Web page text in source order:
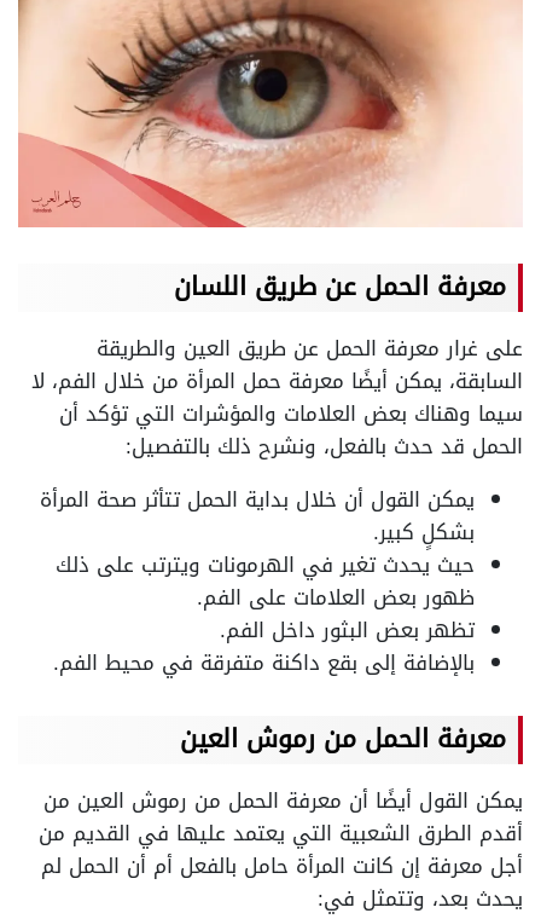
معرفة الحمل عن طريق اللسان
على غرار معرفة الحمل عن طريق العين والطريقة
السابقة، يمكن أيضًا معرفة حمل المرأة من خلال الفم، لا
سيما وهناك بعض العلامات والمؤشرات التي تؤكد أن
الحمل قد حدث بالفعل، ونشرح ذلك بالتفصيل:
يمكن القول أن خلال بداية الحمل تتأثر صحة المرأة
بشكلٍ كبير.
حيث يحدث تغير في الهرمونات ويترتب على ذلك
ظهور بعض العلامات على الفم.
تظهر بعض البثور داخل الفم.
بالإضافة إلى بقع داكنة متفرقة في محيط الفم.
معرفة الحمل من رموش العين
يمكن القول أيضًا أن معرفة الحمل من رموش العين من
أقدم الطرق الشعبية التي يعتمد عليها في القديم من
أجل معرفة إن كانت المرأة حامل بالفعل أم أن الحمل لم
يحدث بعد، وتتمثل في: